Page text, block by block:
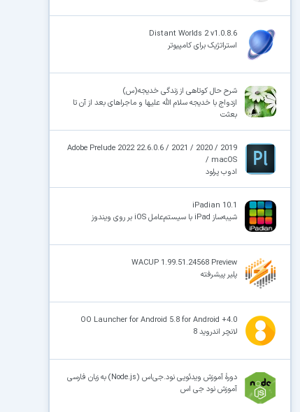
Distant Worlds 2 v1.0.8.6
استراتژیک برای کامپیوتر
شرح حال کوتاهى از زندگى خدیجه(س)
ازدواج با خدیجه سلام الله علیها و ماجراهای بعد از آن تا
بعثت
Adobe Prelude 2022 22.6.0.6 / 2021 / 2020 / 2019
/ macOS
ادوب پرلود
iPadian 10.1
شیبه‌ساز iPad با سیستم‌عامل iOS بر روی ویندوز
WACUP 1.99.51.24568 Preview
پلیر پیشرفته
OO Launcher for Android 5.8 for Android +4.0
لانچر اندروید 8
دورهٔ آموزش ویدئویی نود.جی‌اس (Node.js) به زبان فارسی
آموزش نود جی اس